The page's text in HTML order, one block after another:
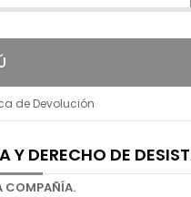
de Devolución
Y DERECHO DE
COMPAÑÍA.